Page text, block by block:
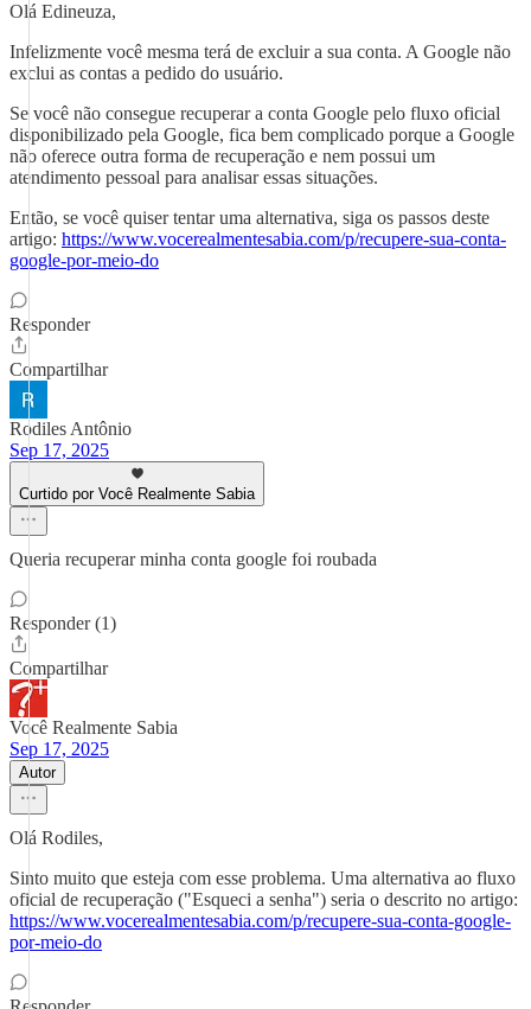
Olá Edineuza,
Infelizmente você mesma terá de excluir a sua conta. A Google não
exclui as contas a pedido do usuário.
Se você não consegue recuperar a conta Google pelo fluxo oficial
disponibilizado pela Google, fica bem complicado porque a Google
não oferece outra forma de recuperação e nem possui um
atendimento pessoal para analisar essas situações.
Então, se você quiser tentar uma alternativa, siga os passos deste
artigo: https://www.vocerealmentesabia.com/p/recupere-sua-conta-
google-por-meio-do
Responder
Compartilhar
Rodiles Antônio
Sep 17, 2025
Curtido por Você Realmente Sabia
Queria recuperar minha conta google foi roubada
Responder (1)
Compartilhar
Você Realmente Sabia
Sep 17, 2025
Autor
Olá Rodiles,
Sinto muito que esteja com esse problema. Uma alternativa ao fluxo
oficial de recuperação ("Esqueci a senha") seria o descrito no artigo:
https://www.vocerealmentesabia.com/p/recupere-sua-conta-google-
por-meio-do